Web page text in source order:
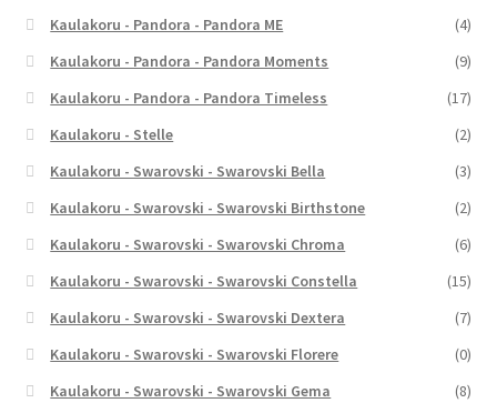
Kaulakoru - Pandora - Pandora ME
(4)
Kaulakoru - Pandora - Pandora Moments
(9)
Kaulakoru - Pandora - Pandora Timeless
(17)
Kaulakoru - Stelle
(2)
Kaulakoru - Swarovski - Swarovski Bella
(3)
Kaulakoru - Swarovski - Swarovski Birthstone
(2)
Kaulakoru - Swarovski - Swarovski Chroma
(6)
Kaulakoru - Swarovski - Swarovski Constella
(15)
Kaulakoru - Swarovski - Swarovski Dextera
(7)
Kaulakoru - Swarovski - Swarovski Florere
(0)
Kaulakoru - Swarovski - Swarovski Gema
(8)